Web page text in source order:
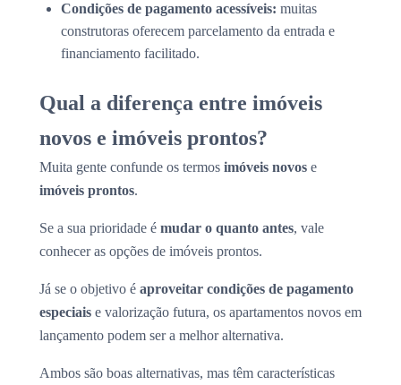
Condições de pagamento acessíveis: muitas
construtoras oferecem parcelamento da entrada e
financiamento facilitado.
Qual a diferença entre imóveis
novos e imóveis prontos?
Muita gente confunde os termos imóveis novos e
imóveis prontos.
Se a sua prioridade é mudar o quanto antes, vale
conhecer as opções de imóveis prontos.
Já se o objetivo é aproveitar condições de pagamento
especiais e valorização futura, os apartamentos novos em
lançamento podem ser a melhor alternativa.
Ambos são boas alternativas, mas têm características